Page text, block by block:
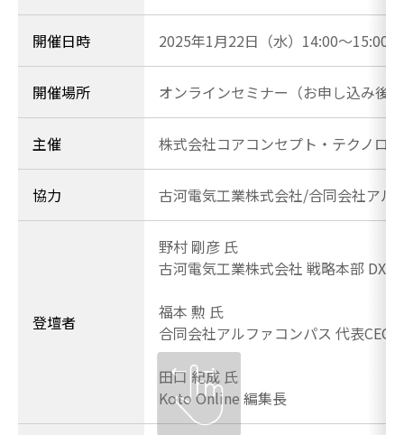
開催日時 2025年1月22日（水）14:00～15:00
開催場所 オンラインセミナー（お申し込み後
主催 株式会社コアコンセプト・テクノロ
協力 古河電気工業株式会社/合同会社アル
登壇者
野村 剛彦 氏
古河電気工業株式会社 戦略本部
福本 勲 氏
合同会社アルファコンパス 代表CEO
田口 紀成 氏
Koto Online 編集長